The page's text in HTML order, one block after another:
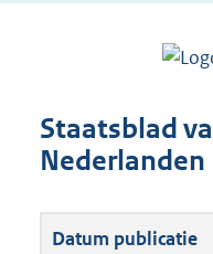
Staatsblad
Nederlanden